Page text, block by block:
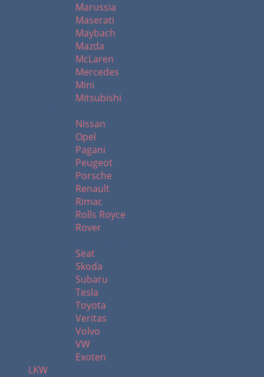
Marussia
Maserati
Maybach
Mazda
McLaren
Mercedes
Mini
Mitsubishi
Nissan
Opel
Pagani
Peugeot
Porsche
Renault
Rimac
Rolls Royce
Rover
Seat
Skoda
Subaru
Tesla
Toyota
Veritas
Volvo
VW
Exoten
LKW